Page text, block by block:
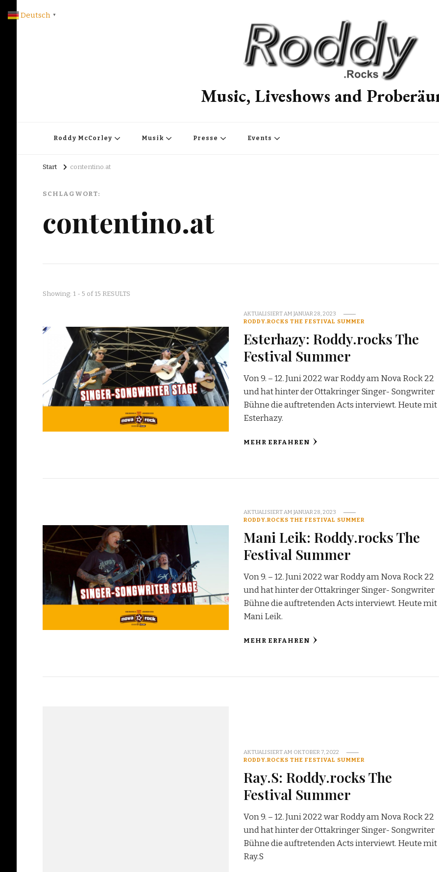
Music, Liveshows and
Roddy McCorley Musik Presse Events
Start contentino.at
SCHLAGWORT:
contentino.at
Showing: 1 - 5 of 15 RESULTS
AKTUALISIERT AMJANUAR 28, 2023
RODDY.ROCKS THE FESTIVAL SUMMER
Esterhazy: Roddy.rocks The
Festival Summer
Von 9. – 12. Juni 2022 war Roddy am Nova Rock 22
und hat hinter der Ottakringer Singer- Songwriter
Bühne die auftretenden Acts interviewt. Heute mit
Esterhazy.
MEHR ERFAHREN
AKTUALISIERT AMJANUAR 28, 2023
RODDY.ROCKS THE FESTIVAL SUMMER
Mani Leik: Roddy.rocks The
Festival Summer
Von 9. – 12. Juni 2022 war Roddy am Nova Rock 22
und hat hinter der Ottakringer Singer- Songwriter
Bühne die auftretenden Acts interviewt. Heute mit
Mani Leik.
MEHR ERFAHREN
AKTUALISIERT AM OKTOBER 7, 2022
RODDY.ROCKS THE FESTIVAL SUMMER
Ray.S: Roddy.rocks The
Festival Summer
Von 9. – 12. Juni 2022 war Roddy am Nova Rock 22
und hat hinter der Ottakringer Singer- Songwriter
Bühne die auftretenden Acts interviewt. Heute mit
Ray.S
Deutsch ▼